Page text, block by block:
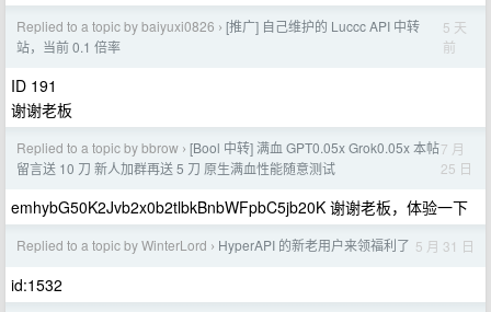
Replied to a topic by baiyuxi0826 › [推广] 自己维护的 Luccc API 中转
站，当前 0.1 倍率
5 天
前
ID 191
谢谢老板
Replied to a topic by bbrow › [Bool 中转] 满血 GPT0.05x Grok0.05x 本帖
留言送 10 刀 新人加群再送 5 刀 原生满血性能随意测试
7 月
25 日
emhybG50K2Jvb2x0b2tlbkBnbWFpbC5jb20K 谢谢老板，体验一下
Replied to a topic by WinterLord › HyperAPI 的新老用户来领福利了 5 月 31 日
id:1532